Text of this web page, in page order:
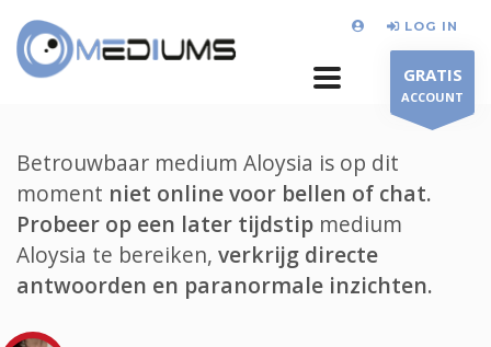
LOG IN
GRATIS
ACCOUNT
Betrouwbaar medium Aloysia is op dit
moment niet online voor bellen of chat.
Probeer op een later tijdstip medium
Aloysia te bereiken, verkrijg directe
antwoorden en paranormale inzichten.